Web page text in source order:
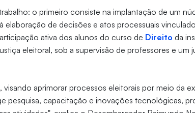
o primeiro consiste na implantação de um
elaboração de decisões e atos processuais
ativa dos alunos do curso de Direito da
eleitoral, sob a supervisão de professores e um
aprimorar processos eleitorais por meio da
pesquisa, capacitação e inovações tecnológicas,